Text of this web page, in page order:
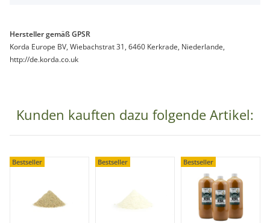
Hersteller gemäß GPSR
Korda Europe BV, Wiebachstrat 31, 6460 Kerkrade, Niederlande,
http://de.korda.co.uk
Kunden kauften dazu folgende Artikel:
Bestseller Bestseller Bestseller